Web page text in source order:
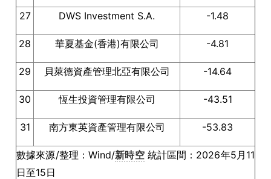
27 DWS Investment S.A. -1.48
28 華夏基金(香港)有限公司 -4.81
29 貝萊德資產管理北亞有限公司 -14.64
30 恆生投資管理有限公司 -43.51
31 南方東英資產管理有限公司 -53.83
數據來源/整理：Wind/新時空統計區間：2026年5月11
日至15日